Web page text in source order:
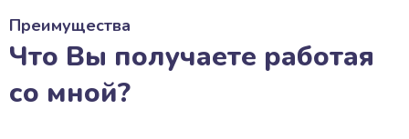
Преимущества
Что Вы получаете работая
со мной?